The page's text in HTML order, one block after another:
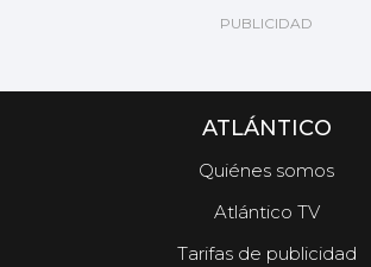
ATLÁNTICO
Quiénes somos
Atlántico TV
Tarifas de publicidad